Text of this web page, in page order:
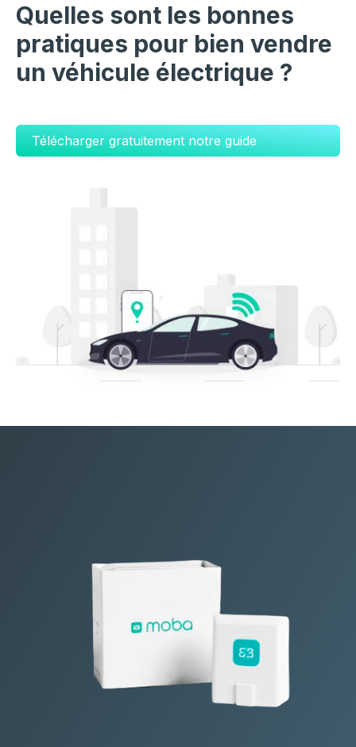
Quelles sont les bonnes
pratiques pour bien vendre
un véhicule électrique ?
Télécharger gratuitement notre guide